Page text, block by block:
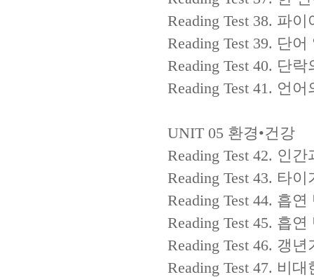
Reading Test 38. 파이
Reading Test 39. 단어
Reading Test 40. 단락
Reading Test 41. 언어
UNIT 05 환경•건강
Reading Test 42. 인간
Reading Test 43. 타이
Reading Test 44. 흡연
Reading Test 45. 흡연
Reading Test 46. 갱년
Reading Test 47. 비대